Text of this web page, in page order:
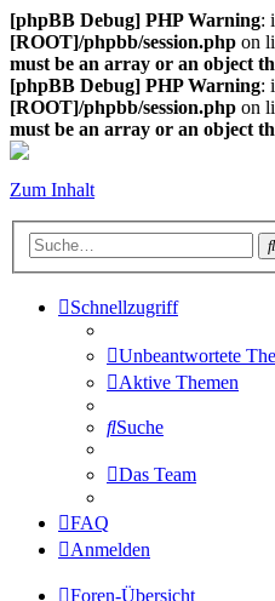
[phpBB Debug] PHP Warning:
[ROOT]/phpbb/session.php on
must be an array or an object
[phpBB Debug] PHP Warning:
[ROOT]/phpbb/session.php on
must be an array or an object
Zum Inhalt
Schnellzugriff
Unbeantwortete
Aktive Themen
Suche
Das Team
FAQ
Anmelden
Foren-Übersicht